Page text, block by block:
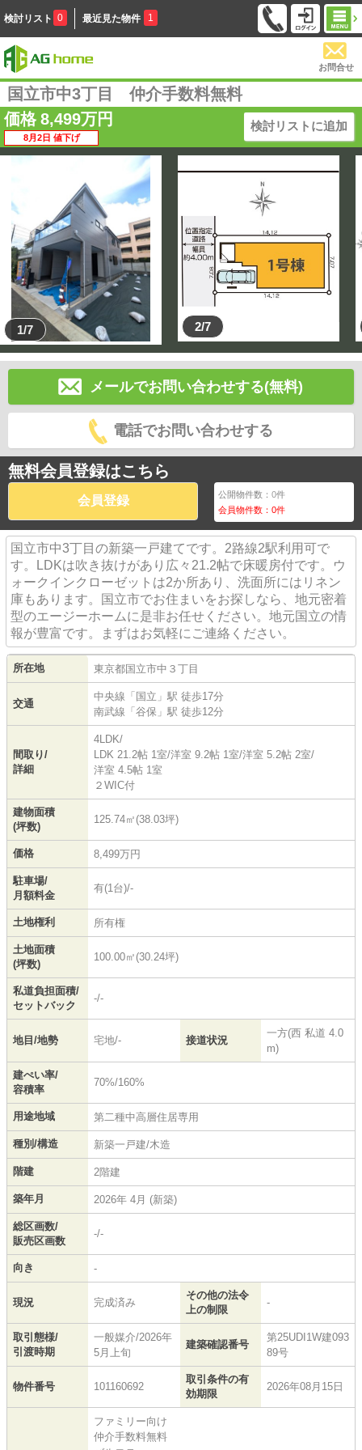
検討リスト 0 最近見た物件 1
お問合せ
国立市中3丁目 仲介手数料無料
価格 8,499万円
8月2日 値下げ
検討リストに追加
1/7 2/7
メールでお問い合わせする(無料)
電話でお問い合わせする
無料会員登録はこちら
会員登録 公開物件数：0件
会員物件数：0件
国立市中3丁目の新築一戸建てです。2路線2駅利用可で
す。LDKは吹き抜けがあり広々21.2帖で床暖房付です。ウ
ォークインクローゼットは2か所あり、洗面所にはリネン
庫もあります。国立市でお住まいをお探しなら、地元密着
型のエージーホームに是非お任せください。地元国立の情
報が豊富です。まずはお気軽にご連絡ください。
所在地 東京都国立市中 ３丁目
交通
中央線 「 国立 」駅 徒歩17分
南武線 「 谷保 」駅 徒歩12分
間取り/
詳細
4LDK/
LDK 21.2帖 1室/洋室 9.2帖 1室/洋室 5.2帖 2室/
洋室 4.5帖 1室
２WIC付
建物面積
(坪数)
125.74㎡(38.03坪)
価格 8,499万円
駐車場/
月額料金
有(1台)/-
土地権利 所有権
土地面積
(坪数)
100.00㎡(30.24坪)
私道負担面積/
セットバック
-/-
地目/地勢 宅地/- 接道状況
一方(西 私道 4.0
m)
建ぺい率/
容積率
70%/160%
用途地域 第二種中高層住居専用
種別/構造 新築一戸建/木造
階建 2階建
築年月 2026年 4月 (新築)
総区画数/
販売区画数
-/-
向き -
現況 完成済み
その他の法令
上の制限
-
取引態様/
引渡時期
一般媒介/2026年
5月上旬
建築確認番号
第25UDI1W建093
89号
物件番号 101160692
取引条件の有
効期限
2026年08月15日
ファミリー向け
仲介手数料無料